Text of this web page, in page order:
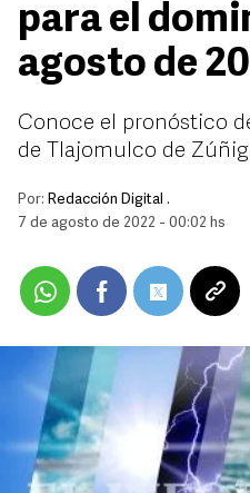
para el
agosto de
Conoce el pronóstico
de Tlajomulco de
Por: Redacción Digital .
7 de agosto de 2022 - 00:02 hs